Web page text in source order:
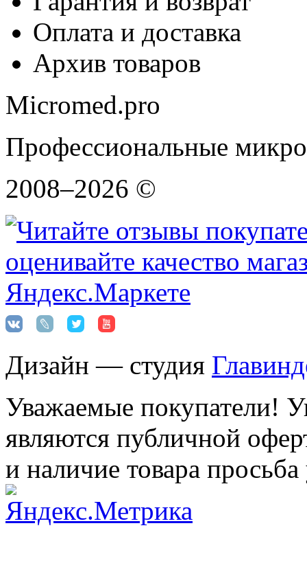
Оплата и доставка
Архив товаров
Micromed.pro
Профессиональные
2008–2026 ©
Дизайн — студия
Уважаемые покупатели!
являются публичной
и наличие товара